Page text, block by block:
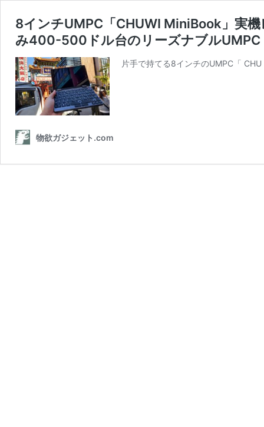
8インチUMPC「CHUWI MiniBook」実
み400-500ドル台のリーズナブルUMPC
片手で持てる8インチのUMPC「
物欲ガジェット.com